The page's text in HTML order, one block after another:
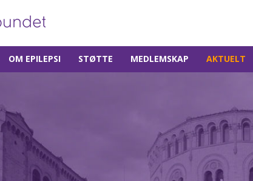
OM EPILEPSI STØTTE MEDLEMSKAP AKTUELT